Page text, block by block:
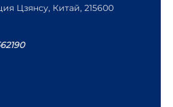
Цзянсу, Китай, 215600